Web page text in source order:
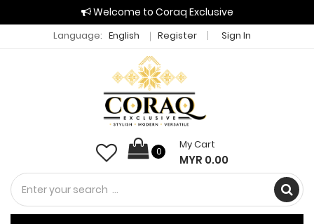
Welcome to Coraq Exclusive
Language: English Register Sign In
0
My Cart
MYR 0.00